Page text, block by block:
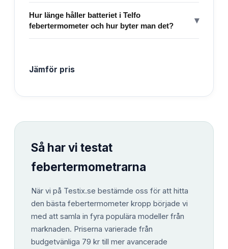
Hur länge håller batteriet i Telfo
febertermometer och hur byter man det?
▾
Jämför pris
Så har vi testat
febertermometrarna
När vi på Testix.se bestämde oss för att hitta
den bästa febertermometer kropp började vi
med att samla in fyra populära modeller från
marknaden. Priserna varierade från
budgetvänliga 79 kr till mer avancerade